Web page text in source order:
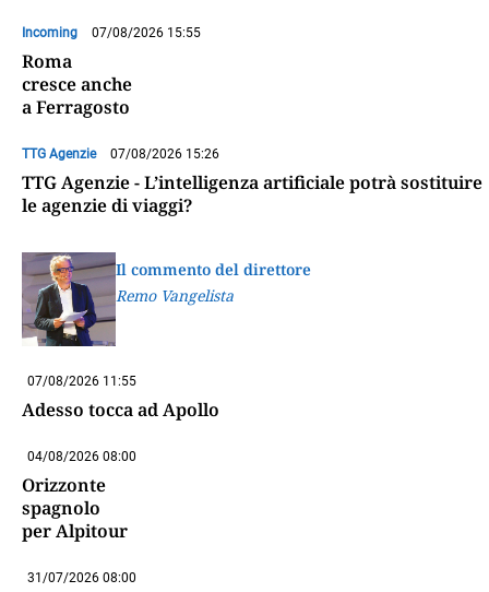
Incoming 07/08/2026 15:55
Roma
cresce anche
a Ferragosto
TTG Agenzie 07/08/2026 15:26
TTG Agenzie - L’intelligenza artificiale potrà sostituire
le agenzie di viaggi?
Il commento del direttore
Remo Vangelista
07/08/2026 11:55
Adesso tocca ad Apollo
04/08/2026 08:00
Orizzonte
spagnolo
per Alpitour
31/07/2026 08:00